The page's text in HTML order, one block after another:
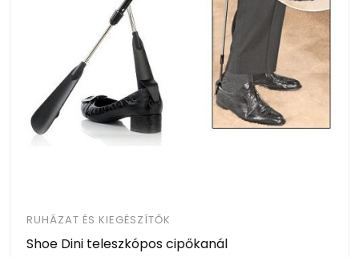
RUHÁZAT ÉS KIEGÉSZÍTŐK
Shoe Dini teleszkópos cipőkanál